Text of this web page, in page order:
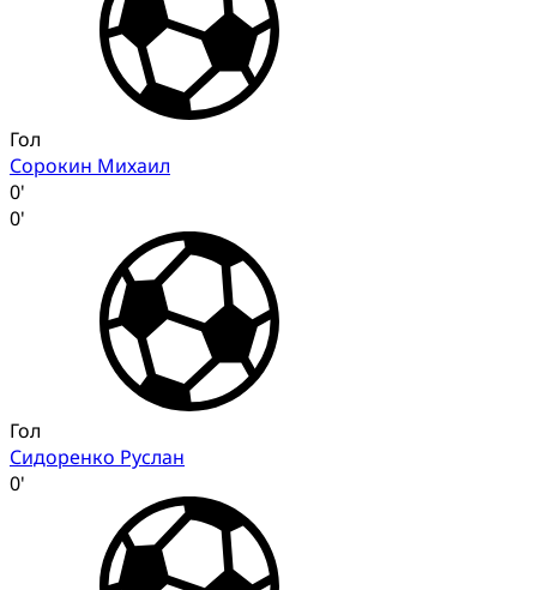
Гол
Сорокин Михаил
0'
0'
Гол
Сидоренко Руслан
0'